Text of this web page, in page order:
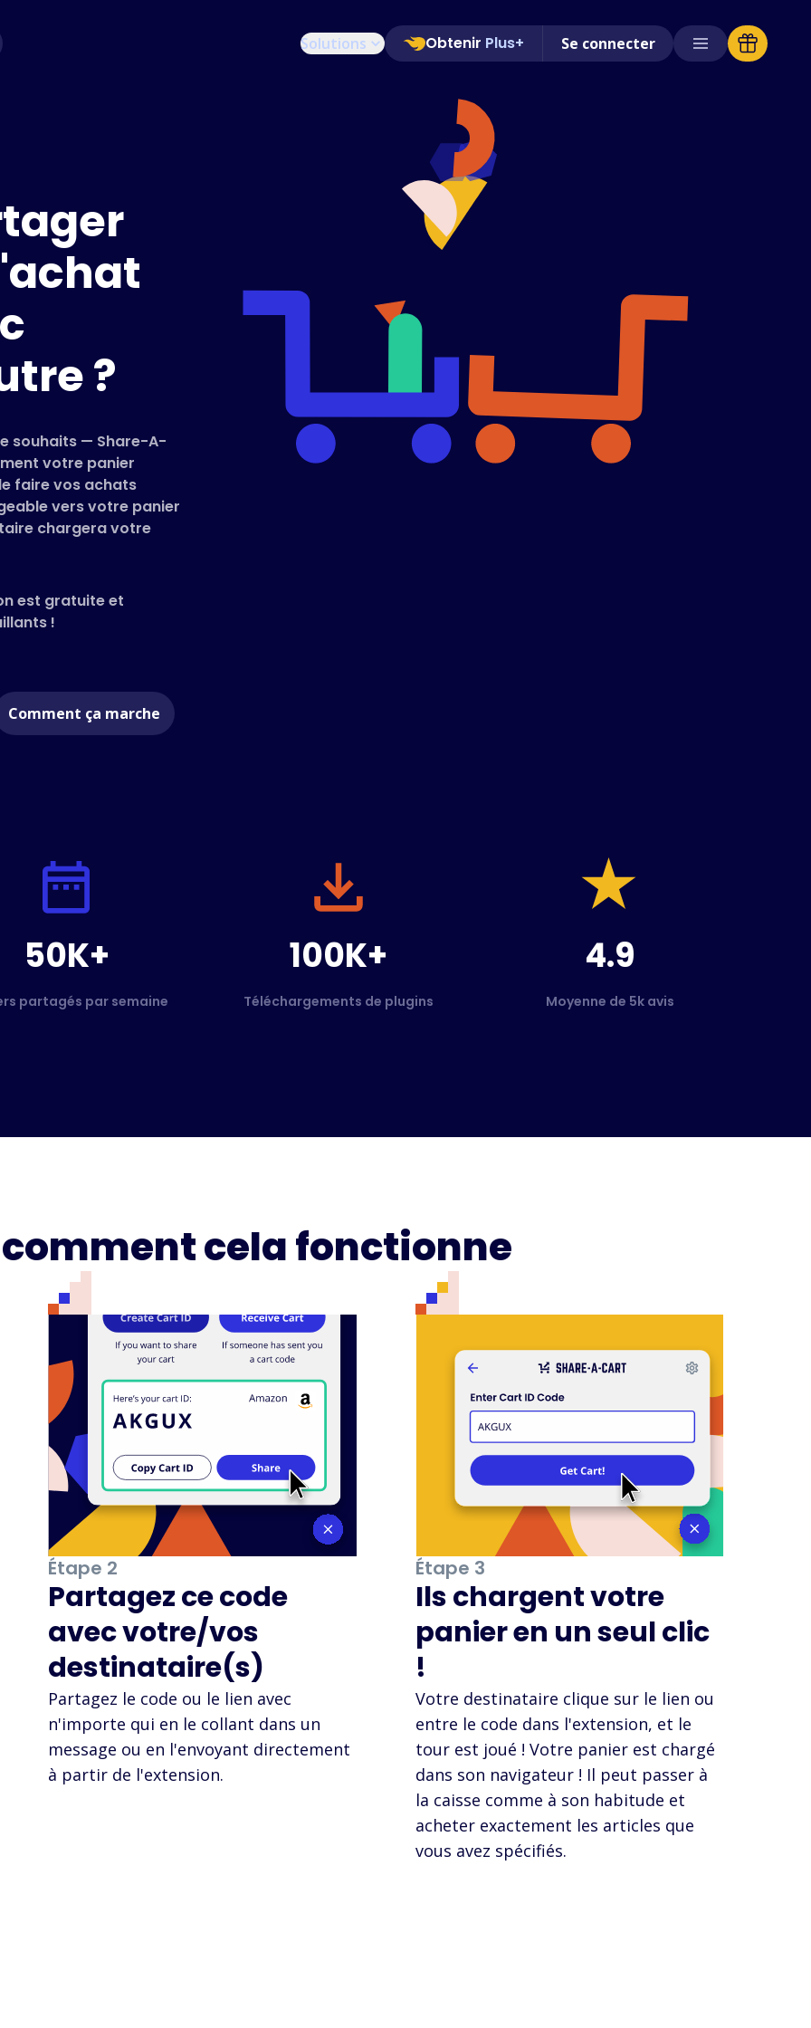
Solutions Obtenir Plus+ Se connecter
?
souhaits — Share-A-
votre panier
faire vos achats
vers votre panier
chargera votre
est gratuite et
!
Comment ça marche
50K+
partagés par semaine
100K+
Téléchargements de plugins
4.9
Moyenne de 5k avis
cela fonctionne
Étape 2
Partagez ce code
avec votre/vos
destinataire(s)
Partagez le code ou le lien avec
n'importe qui en le collant dans un
message ou en l'envoyant directement
à partir de l'extension.
Étape 3
Ils chargent votre
panier en un seul clic
!
Votre destinataire clique sur le lien ou
entre le code dans l'extension, et le
tour est joué ! Votre panier est chargé
dans son navigateur ! Il peut passer à
la caisse comme à son habitude et
acheter exactement les articles que
vous avez spécifiés.